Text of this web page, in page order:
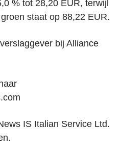
% tot 28,20 EUR, terwijl
staat op 88,22 EUR.
bij Alliance
IS Italian Service Ltd.